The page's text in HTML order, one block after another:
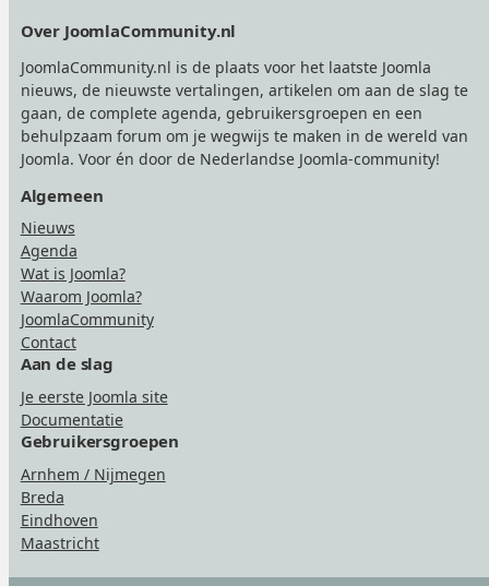
Over JoomlaCommunity.nl
JoomlaCommunity.nl is de plaats voor het laatste Joomla
nieuws, de nieuwste vertalingen, artikelen om aan de slag te
gaan, de complete agenda, gebruikersgroepen en een
behulpzaam forum om je wegwijs te maken in de wereld van
Joomla. Voor én door de Nederlandse Joomla-community!
Algemeen
Nieuws
Agenda
Wat is Joomla?
Waarom Joomla?
JoomlaCommunity
Contact
Aan de slag
Je eerste Joomla site
Documentatie
Gebruikersgroepen
Arnhem / Nijmegen
Breda
Eindhoven
Maastricht